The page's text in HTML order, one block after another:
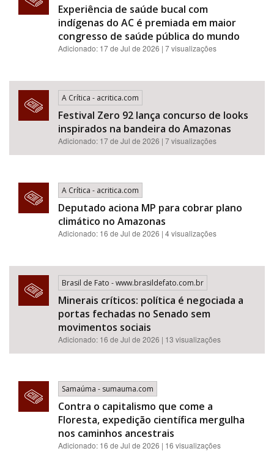
Experiência de saúde bucal com
indígenas do AC é premiada em maior
congresso de saúde pública do mundo
Adicionado: 17 de Jul de 2026 | 7 visualizações
A Crítica - acritica.com
Festival Zero 92 lança concurso de looks
inspirados na bandeira do Amazonas
Adicionado: 17 de Jul de 2026 | 7 visualizações
A Crítica - acritica.com
Deputado aciona MP para cobrar plano
climático no Amazonas
Adicionado: 16 de Jul de 2026 | 4 visualizações
Brasil de Fato - www.brasildefato.com.br
Minerais críticos: política é negociada a
portas fechadas no Senado sem
movimentos sociais
Adicionado: 16 de Jul de 2026 | 13 visualizações
Samaúma - sumauma.com
Contra o capitalismo que come a
Floresta, expedição científica mergulha
nos caminhos ancestrais
Adicionado: 16 de Jul de 2026 | 16 visualizações